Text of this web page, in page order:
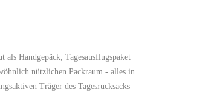
Handgepäck, Tagesausflugspaket
nützlichen Packraum - alles in
Träger des Tagesrucksacks